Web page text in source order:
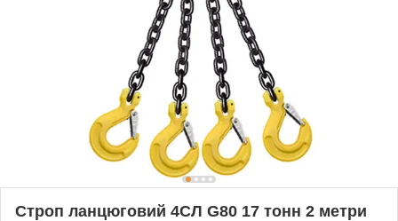
Строп ланцюговий 4СЛ G80 17 тонн 2 метри